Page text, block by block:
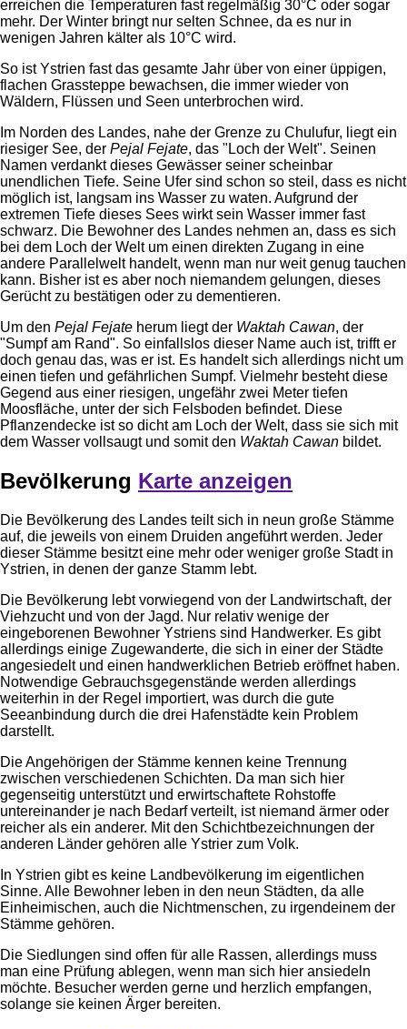
erreichen die Temperaturen fast regelmäßig 30°C oder sogar
mehr. Der Winter bringt nur selten Schnee, da es nur in
wenigen Jahren kälter als 10°C wird.
So ist Ystrien fast das gesamte Jahr über von einer üppigen,
flachen Grassteppe bewachsen, die immer wieder von
Wäldern, Flüssen und Seen unterbrochen wird.
Im Norden des Landes, nahe der Grenze zu Chulufur, liegt ein
riesiger See, der Pejal Fejate, das "Loch der Welt". Seinen
Namen verdankt dieses Gewässer seiner scheinbar
unendlichen Tiefe. Seine Ufer sind schon so steil, dass es nicht
möglich ist, langsam ins Wasser zu waten. Aufgrund der
extremen Tiefe dieses Sees wirkt sein Wasser immer fast
schwarz. Die Bewohner des Landes nehmen an, dass es sich
bei dem Loch der Welt um einen direkten Zugang in eine
andere Parallelwelt handelt, wenn man nur weit genug tauchen
kann. Bisher ist es aber noch niemandem gelungen, dieses
Gerücht zu bestätigen oder zu dementieren.
Um den Pejal Fejate herum liegt der Waktah Cawan, der
"Sumpf am Rand". So einfallslos dieser Name auch ist, trifft er
doch genau das, was er ist. Es handelt sich allerdings nicht um
einen tiefen und gefährlichen Sumpf. Vielmehr besteht diese
Gegend aus einer riesigen, ungefähr zwei Meter tiefen
Moosfläche, unter der sich Felsboden befindet. Diese
Pflanzendecke ist so dicht am Loch der Welt, dass sie sich mit
dem Wasser vollsaugt und somit den Waktah Cawan bildet.
Bevölkerung Karte anzeigen
Die Bevölkerung des Landes teilt sich in neun große Stämme
auf, die jeweils von einem Druiden angeführt werden. Jeder
dieser Stämme besitzt eine mehr oder weniger große Stadt in
Ystrien, in denen der ganze Stamm lebt.
Die Bevölkerung lebt vorwiegend von der Landwirtschaft, der
Viehzucht und von der Jagd. Nur relativ wenige der
eingeborenen Bewohner Ystriens sind Handwerker. Es gibt
allerdings einige Zugewanderte, die sich in einer der Städte
angesiedelt und einen handwerklichen Betrieb eröffnet haben.
Notwendige Gebrauchsgegenstände werden allerdings
weiterhin in der Regel importiert, was durch die gute
Seeanbindung durch die drei Hafenstädte kein Problem
darstellt.
Die Angehörigen der Stämme kennen keine Trennung
zwischen verschiedenen Schichten. Da man sich hier
gegenseitig unterstützt und erwirtschaftete Rohstoffe
untereinander je nach Bedarf verteilt, ist niemand ärmer oder
reicher als ein anderer. Mit den Schichtbezeichnungen der
anderen Länder gehören alle Ystrier zum Volk.
In Ystrien gibt es keine Landbevölkerung im eigentlichen
Sinne. Alle Bewohner leben in den neun Städten, da alle
Einheimischen, auch die Nichtmenschen, zu irgendeinem der
Stämme gehören.
Die Siedlungen sind offen für alle Rassen, allerdings muss
man eine Prüfung ablegen, wenn man sich hier ansiedeln
möchte. Besucher werden gerne und herzlich empfangen,
solange sie keinen Ärger bereiten.